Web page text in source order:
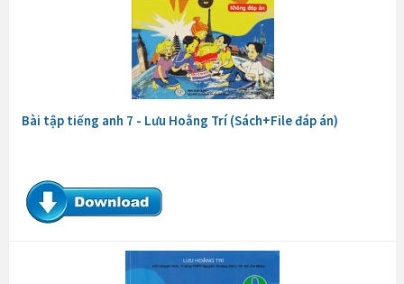
Bài tập tiếng anh 7 - Lưu Hoằng Trí (Sách+File đáp án)